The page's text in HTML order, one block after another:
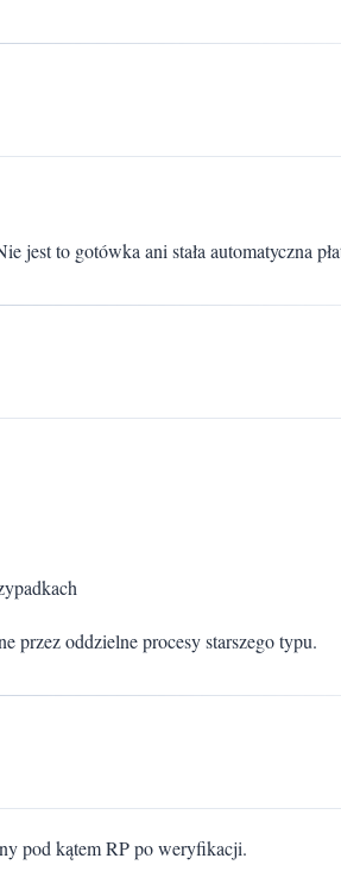
to gotówka ani stała automatyczna
przez oddzielne procesy starszego typu.
pod kątem RP po weryfikacji.